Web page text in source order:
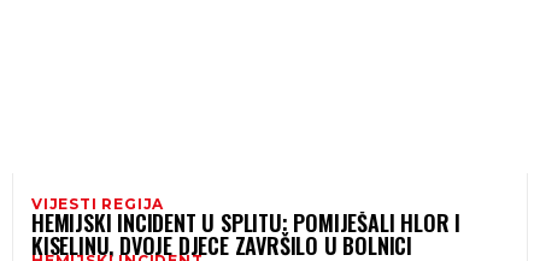
VIJESTI REGIJA
HEMIJSKI INCIDENT U SPLITU: POMIJEŠALI HLOR I
KISELINU, DVOJE DJECE ZAVRŠILO U BOLNICI